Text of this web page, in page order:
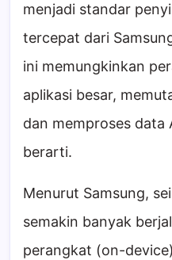
menjadi standar
tercepat dari
ini memungkinkan
aplikasi besar,
dan memproses data
berarti.
Menurut Samsung,
semakin banyak
perangkat (on-